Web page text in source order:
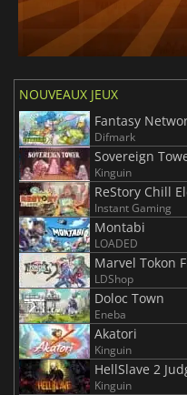
NOUVEAUX JEUX
Fantasy
Difmark
Sovereign
Kinguin
ReStory Chill
Instant Gaming
Montabi
LOADED
Marvel Tokon
LDShop
Doloc Town
Eneba
Akatori
Kinguin
HellSlave 2
Kinguin